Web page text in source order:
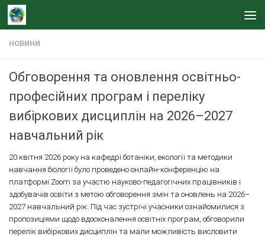
Skip to content
НОВИНИ
Обговорення та оновлення освітньо-
професійних програм і переліку
вибіркових дисциплін на 2026–2027
навчальний рік
20 квітня 2026 року на кафедрі ботаніки, екології та методики
навчання біології було проведено онлайн-конференцію на
платформі Zoom за участю науково-педагогічних працівників і
здобувачів освіти з метою обговорення змін та оновлень на 2026–
2027 навчальний рік. Під час зустрічі учасники ознайомилися з
пропозиціями щодо вдосконалення освітніх програм, обговорили
перелік вибіркових дисциплін та мали можливість висловити